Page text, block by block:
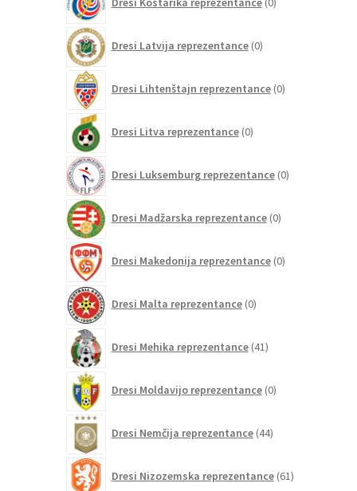
izdelkov
Dresi Latvija reprezentance 0izdelkov
Dresi Lihtenštajn reprezentance 0izdelkov
Dresi Litva reprezentance 0izdelkov
Dresi Luksemburg reprezentance 0izdelkov
Dresi Madžarska reprezentance 0izdelkov
Dresi Makedonija reprezentance 0izdelkov
Dresi Malta reprezentance 0izdelkov
Dresi Mehika reprezentance 41izdelkov
Dresi Moldavijo reprezentance 0izdelkov
Dresi Nemčija reprezentance 44izdelkov
Dresi Nizozemska reprezentance 61izdelkov